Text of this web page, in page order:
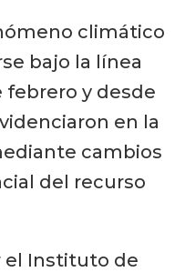
climático
bajo la línea
febrero y desde
en la
cambios
del recurso
el Instituto de